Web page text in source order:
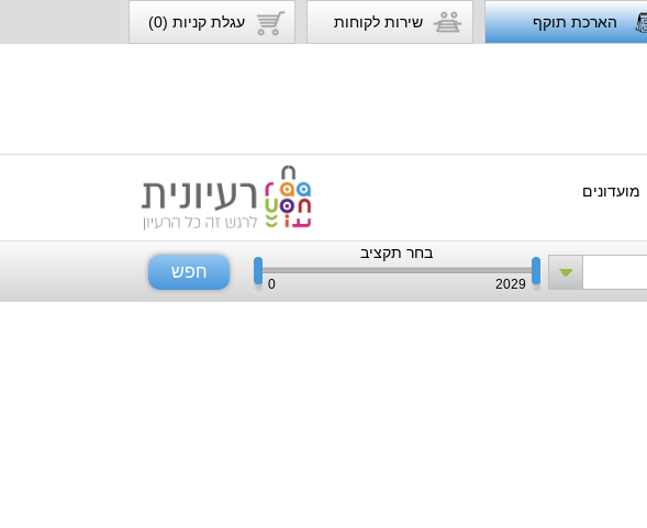
הארכת תוקף שירות לקוחות עגלת קניות (0)
מועדונים
בחר תקציב
0 2029
חפש